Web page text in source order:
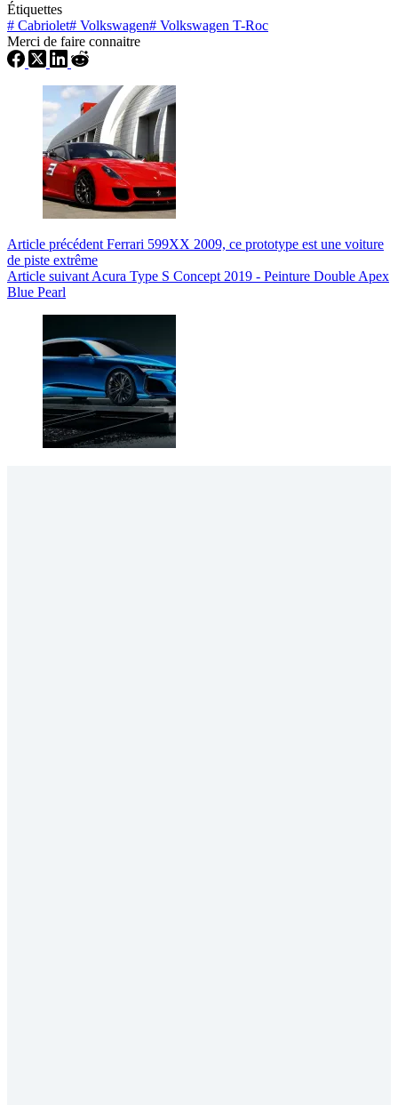
Étiquettes
# Cabriolet# Volkswagen# Volkswagen T-Roc
Merci de faire connaitre
Article précédent Ferrari 599XX 2009, ce prototype est une voiture
de piste extrême
Article suivant Acura Type S Concept 2019 - Peinture Double Apex
Blue Pearl